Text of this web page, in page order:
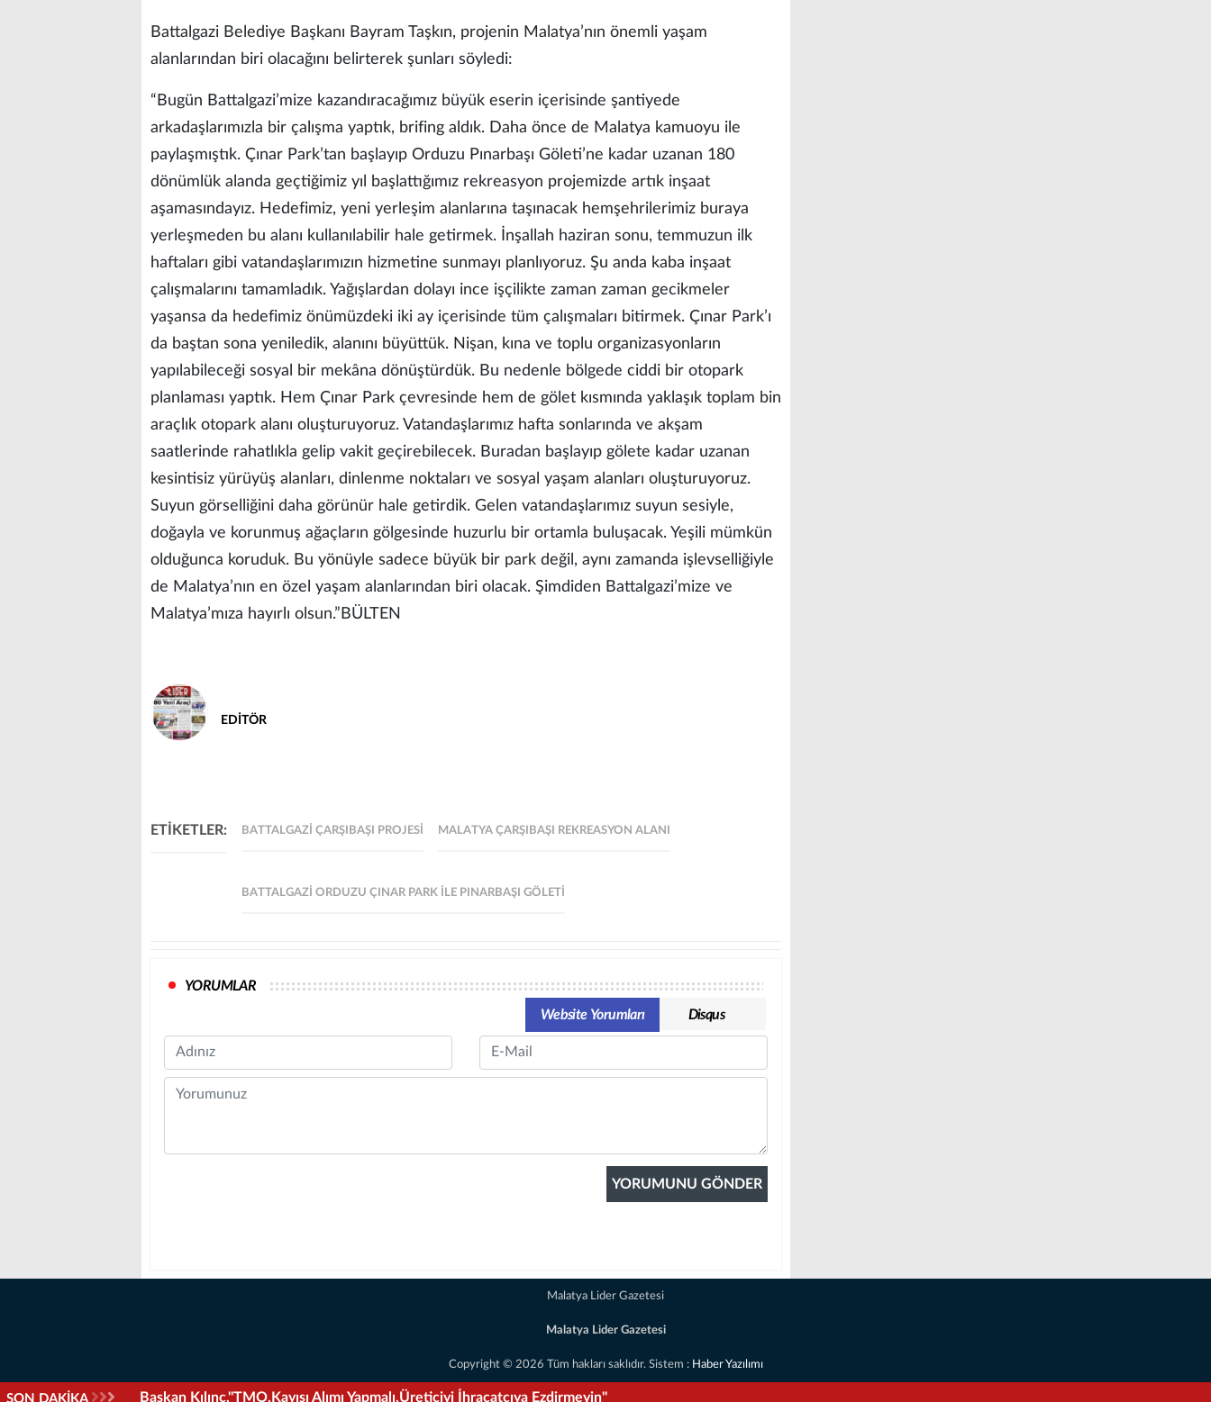
Battalgazi Belediye Başkanı Bayram Taşkın, projenin Malatya’nın önemli yaşam
alanlarından biri olacağını belirterek şunları söyledi:
“Bugün Battalgazi’mize kazandıracağımız büyük eserin içerisinde şantiyede
arkadaşlarımızla bir çalışma yaptık, brifing aldık. Daha önce de Malatya kamuoyu ile
paylaşmıştık. Çınar Park’tan başlayıp Orduzu Pınarbaşı Göleti’ne kadar uzanan 180
dönümlük alanda geçtiğimiz yıl başlattığımız rekreasyon projemizde artık inşaat
aşamasındayız. Hedefimiz, yeni yerleşim alanlarına taşınacak hemşehrilerimiz buraya
yerleşmeden bu alanı kullanılabilir hale getirmek. İnşallah haziran sonu, temmuzun ilk
haftaları gibi vatandaşlarımızın hizmetine sunmayı planlıyoruz. Şu anda kaba inşaat
çalışmalarını tamamladık. Yağışlardan dolayı ince işçilikte zaman zaman gecikmeler
yaşansa da hedefimiz önümüzdeki iki ay içerisinde tüm çalışmaları bitirmek. Çınar Park’ı
da baştan sona yeniledik, alanını büyüttük. Nişan, kına ve toplu organizasyonların
yapılabileceği sosyal bir mekâna dönüştürdük. Bu nedenle bölgede ciddi bir otopark
planlaması yaptık. Hem Çınar Park çevresinde hem de gölet kısmında yaklaşık toplam bin
araçlık otopark alanı oluşturuyoruz. Vatandaşlarımız hafta sonlarında ve akşam
saatlerinde rahatlıkla gelip vakit geçirebilecek. Buradan başlayıp gölete kadar uzanan
kesintisiz yürüyüş alanları, dinlenme noktaları ve sosyal yaşam alanları oluşturuyoruz.
Suyun görselliğini daha görünür hale getirdik. Gelen vatandaşlarımız suyun sesiyle,
doğayla ve korunmuş ağaçların gölgesinde huzurlu bir ortamla buluşacak. Yeşili mümkün
olduğunca koruduk. Bu yönüyle sadece büyük bir park değil, aynı zamanda işlevselliğiyle
de Malatya’nın en özel yaşam alanlarından biri olacak. Şimdiden Battalgazi’mize ve
Malatya’mıza hayırlı olsun.”BÜLTEN
EDİTÖR
ETİKETLER: BATTALGAZI ÇARŞIBAŞI PROJESI MALATYA ÇARŞIBAŞI REKREASYON ALANI
BATTALGAZI ORDUZU ÇINAR PARK ILE PINARBAŞI GÖLETI
YORUMLAR
Website Yorumları
Disqus
Name Email
Comment
Malatya Lider Gazetesi
Malatya Lider Gazetesi
Copyright © 2026 Tüm hakları saklıdır. Sistem : Haber Yazılımı
SON DAKİKA “Depremzedeye Reverv Alanda 'Rezalet' Yaşatılıyor!”